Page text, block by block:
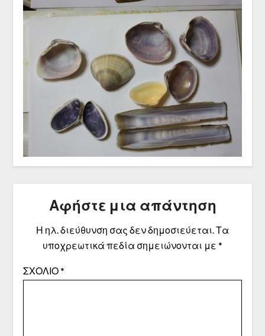
Αφήστε μια απάντηση
Η ηλ. διεύθυνση σας δεν δημοσιεύεται.Τα
υποχρεωτικά πεδία σημειώνονται με *
ΣΧΌΛΙΟ*